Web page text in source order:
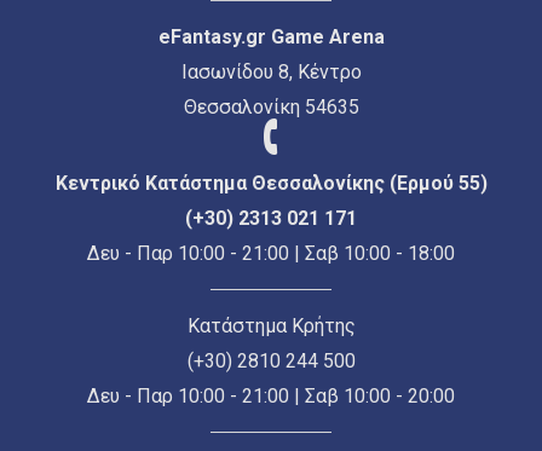
eFantasy.gr Game Arena
Ιασωνίδου 8, Κέντρο
Θεσσαλονίκη 54635
Κεντρικό Κατάστημα Θεσσαλονίκης (Ερμού 55)
(+30) 2313 021 171
Δευ - Παρ 10:00 - 21:00 | Σαβ 10:00 - 18:00
Κατάστημα Κρήτης
(+30) 2810 244 500
Δευ - Παρ 10:00 - 21:00 | Σαβ 10:00 - 20:00